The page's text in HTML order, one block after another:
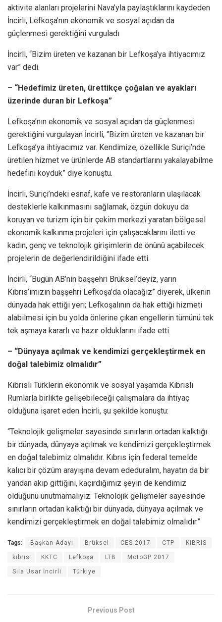
aktivite alanları projelerini Nava’yla paylaştıklarını kaydeden
İncirli, Lefkoşa’nın ekonomik ve sosyal açıdan da
güçlenmesi gerektiğini vurguladı
İncirli, “Bizim üreten ve kazanan bir Lefkoşa’ya ihtiyacımız
var” dedi.
– “Hedefimiz üreten, ürettikçe çoğalan ve ayakları
üzerinde duran bir Lefkoşa”
Lefkoşa’nın ekonomik ve sosyal açıdan da güçlenmesi
gerektiğini vurgulayan İncirli, “Bizim üreten ve kazanan bir
Lefkoşa’ya ihtiyacımız var. Kendimize, özellikle Suriçi’nde
üretilen hizmet ve ürünlerde AB standartlarını yakalayabilme
hedefini koyduk” diye konuştu.
İncirli, Suriçi’ndeki esnaf, kafe ve restoranların ulaşılacak
desteklerle kalkınmasını sağlamak, özgün dokuyu da
koruyan ve turizm için bir çekim merkezi yaratan bölgesel
ekonomik kalkınma projeleri için çalışacaklarını iletti ve
kadın, genç ve teknolojik girişimlerin de önünü açabilecek
projelerin de değerlendirildiğini ifade etti.
İncirli, “Bugün AB’nin başşehri Brüksel’deyiz, yarın
Kıbrıs’ımızın başşehri Lefkoşa’da olacağız” diyerek, ülkenin
dünyada hak ettiği yeri; Lefkoşalının da hak ettiği hizmeti
alabilmesi için bu yolda önlerine çıkan engellerin tümünü tek
tek aşmaya kararlı ve hazır olduklarını ifade etti.
– “Dünyaya açılmak ve kendimizi gerçekleştirmek en
doğal talebimiz olmalıdır”
Kıbrıslı Türklerin ekonomik ve sosyal yaşamda Kıbrıslı
Rumlarla birlikte gelişebileceği çalışmalara da ihtiyaç
olduğuna işaret eden İncirli, şu şekilde konuştu:
“Teknolojik gelişmeler sayesinde sınırların ortadan kalktığı
bir dünyada, dünyaya açılmak ve kendimizi gerçekleştirmek
en doğal talebimiz olmalıdır. Kıbrıs için federal temelde
kalıcı bir çözüm arayışına devam ededuralım, hayatın da bir
yandan akıp gittiğini, kaçırdığımız şeyin de kendimiz
olduğunu unutmamalıyız. Teknolojik gelişmeler sayesinde
sınırların ortadan kalktığı bir dünyada, dünyaya açılmak ve
kendimizi gerçekleştirmek en doğal talebimiz olmalıdır.”
Tags: Başkan Adayı Brüksel CES 2017 CTP KIBRIS
kıbrıs KKTC Lefkoşa LTB MotoGP 2017
Sıla Usar İncirli Türkiye
Previous Post